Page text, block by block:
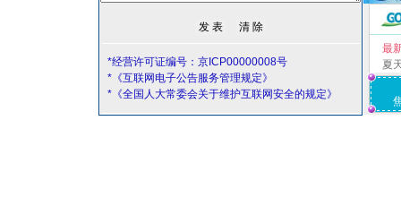
*经营许可证编号：京ICP00000008号
*《互联网电子公告服务管理规定》
*《全国人大常委会关于维护互联网安全的规定》
最
夏